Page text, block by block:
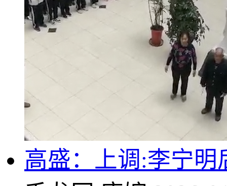
高盛：上调:李宁明